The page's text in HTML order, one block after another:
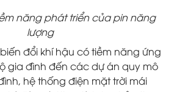
năng phát triển của pin năng
lượng
đổi khí hậu có tiềm năng ứng
gia đình đến các dự án quy mô
hệ thống điện mặt trời mái